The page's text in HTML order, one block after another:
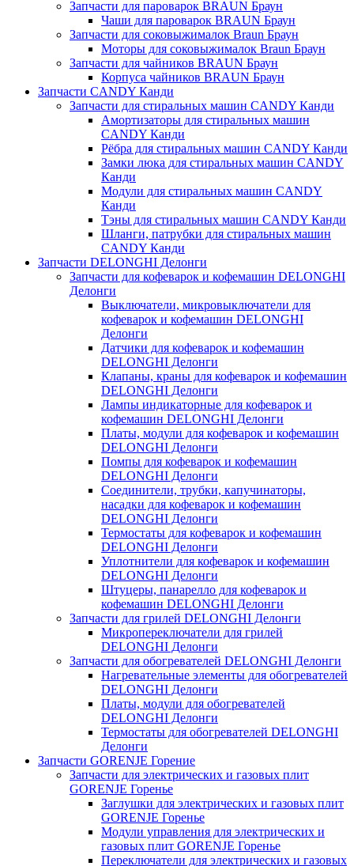
Запчасти для пароварок BRAUN Браун
Чаши для пароварок BRAUN Браун
Запчасти для соковыжималок Braun Браун
Моторы для соковыжималок Braun Браун
Запчасти для чайников BRAUN Браун
Корпуса чайников BRAUN Браун
Запчасти CANDY Канди
Запчасти для стиральных машин CANDY Канди
Амортизаторы для стиральных машин
CANDY Канди
Рёбра для стиральных машин CANDY Канди
Замки люка для стиральных машин CANDY
Канди
Модули для стиральных машин CANDY
Канди
Тэны для стиральных машин CANDY Канди
Шланги, патрубки для стиральных машин
CANDY Канди
Запчасти DELONGHI Делонги
Запчасти для кофеварок и кофемашин DELONGHI
Делонги
Выключатели, микровыключатели для
кофеварок и кофемашин DELONGHI
Делонги
Датчики для кофеварок и кофемашин
DELONGHI Делонги
Клапаны, краны для кофеварок и кофемашин
DELONGHI Делонги
Лампы индикаторные для кофеварок и
кофемашин DELONGHI Делонги
Платы, модули для кофеварок и кофемашин
DELONGHI Делонги
Помпы для кофеварок и кофемашин
DELONGHI Делонги
Соединители, трубки, капучинаторы,
насадки для кофеварок и кофемашин
DELONGHI Делонги
Термостаты для кофеварок и кофемашин
DELONGHI Делонги
Уплотнители для кофеварок и кофемашин
DELONGHI Делонги
Штуцеры, панарелло для кофеварок и
кофемашин DELONGHI Делонги
Запчасти для грилей DELONGHI Делонги
Микропереключатели для грилей
DELONGHI Делонги
Запчасти для обогревателей DELONGHI Делонги
Нагревательные элементы для обогревателей
DELONGHI Делонги
Платы, модули для обогревателей
DELONGHI Делонги
Термостаты для обогревателей DELONGHI
Делонги
Запчасти GORENJE Горение
Запчасти для электрических и газовых плит
GORENJE Горенье
Заглушки для электрических и газовых плит
GORENJE Горенье
Модули управления для электрических и
газовых плит GORENJE Горенье
Переключатели для электрических и газовых